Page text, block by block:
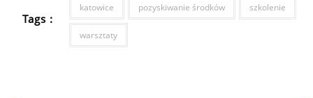
Tags :
katowice pozyskiwanie środków szkolenie
warsztaty